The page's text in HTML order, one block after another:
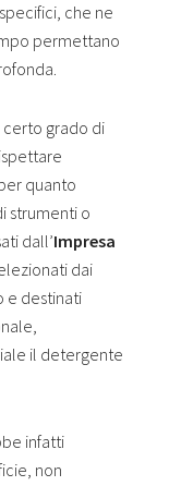
che ne
permettano
certo grado di
quanto
strumenti o
dall’Impresa
dai
e destinati
il detergente
infatti
non